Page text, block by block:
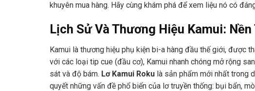
khuyên mua hàng. Hãy cùng khám phá để xem liệu nó có
Lịch Sử Và Thương Hiệu Kamui:
Kamui là thương hiệu phụ kiện bi-a hàng đầu thế giới, được
với các loại tip cue (đầu cơ), Kamui nhanh chóng mở rộng
sát và độ bám. Lơ Kamui Roku là sản phẩm mới nhất trong
quyết những vấn đề phổ biến của lơ truyền thống: bụi bẩn,